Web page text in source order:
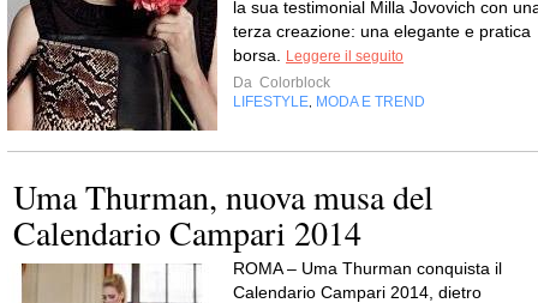
la sua testimonial Milla Jovovich con
terza creazione: una elegante e pratica
borsa.
Leggere il seguito
Da Colorblock
LIFESTYLE MODA E TREND
Uma Thurman, nuova musa del
Calendario Campari 2014
ROMA – Uma Thurman conquista il
Calendario Campari 2014, dietro